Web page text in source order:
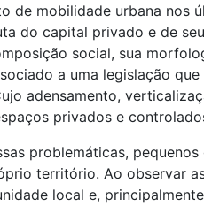
de mobilidade urbana nos
do capital privado e de
social, sua
a uma legislação
adensamento,
privados e
problemáticas,
território. Ao observar
local e,